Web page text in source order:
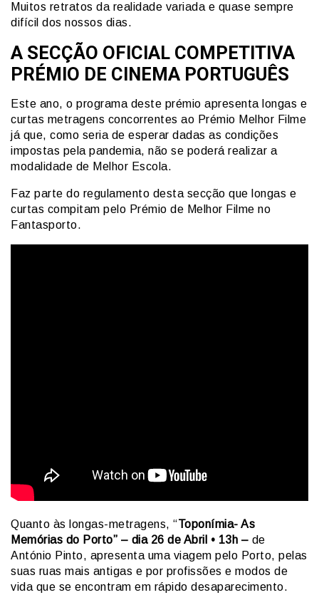
Muitos retratos da realidade variada e quase sempre
difícil dos nossos dias.
A SECÇÃO OFICIAL COMPETITIVA
PRÉMIO DE CINEMA PORTUGUÊS
Este ano, o programa deste prémio apresenta longas e
curtas metragens concorrentes ao Prémio Melhor Filme
já que, como seria de esperar dadas as condições
impostas pela pandemia, não se poderá realizar a
modalidade de Melhor Escola.
Faz parte do regulamento desta secção que longas e
curtas compitam pelo Prémio de Melhor Filme no
Fantasporto.
Quanto às longas-metragens, “Toponímia- As
Memórias do Porto” – dia 26 de Abril • 13h – de
António Pinto, apresenta uma viagem pelo Porto, pelas
suas ruas mais antigas e por profissões e modos de
vida que se encontram em rápido desaparecimento.